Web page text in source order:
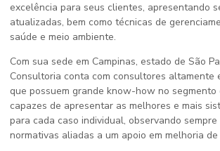
excelência para seus clientes, apresentando
atualizadas, bem como técnicas de
saúde e meio ambiente.
Com sua sede em Campinas, estado de São
Consultoria conta com consultores altamente
que possuem grande know-how no segmento
capazes de apresentar as melhores e mais
para cada caso individual, observando sempre
normativas aliadas a um apoio em melhoria